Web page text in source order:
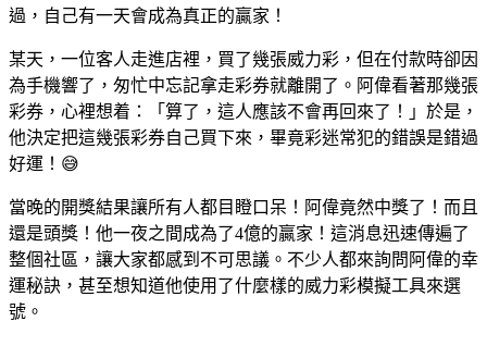
過，自己有一天會成為真正的贏家！
某天，一位客人走進店裡，買了幾張威力彩，但在付款時卻因
為手機響了，匆忙中忘記拿走彩券就離開了。阿偉看著那幾張
彩券，心裡想着：「算了，這人應該不會再回來了！」於是，
他決定把這幾張彩券自己買下來，畢竟彩迷常犯的錯誤是錯過
好運！😅
當晚的開獎結果讓所有人都目瞪口呆！阿偉竟然中獎了！而且
還是頭獎！他一夜之間成為了4億的贏家！這消息迅速傳遍了
整個社區，讓大家都感到不可思議。不少人都來詢問阿偉的幸
運秘訣，甚至想知道他使用了什麼樣的威力彩模擬工具來選
號。